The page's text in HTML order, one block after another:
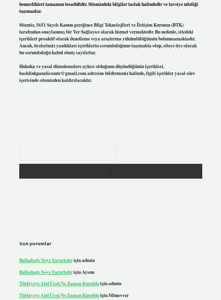
benzerlikleri tamamen tesadüfidir. Sitemizdeki bilgiler taslak halindedir ve tavsiye niteliği
taşımazlar.
Sitemiz, 5651 Sayılı Kanun gereğince Bilgi Teknolojileri ve İletişim Kurumu (BTK)
tarafından onaylanmış bir Yer Sağlayıcı olarak hizmet vermektedir. Bu nedenle, sitedeki
içerikleri proaktif olarak denetleme veya araştırma yükümlülüğümüz bulunmamaktadır.
Ancak, üyelerimiz yazdıkları içeriklerin sorumluluğunu taşımakta olup, siteye üye olarak
bu sorumluluğu kabul etmiş sayılırlar.
Hukuka ve yasal düzenlemelere aykırı olduğunu düşündüğünüz içerikleri,
backlinkpanelicomtr@gmail.comadresine bildirmeniz halinde, ilgili içerikler yasal süre
içerisinde sitemizden kaldırılacaktır.
Son yorumlar
Balkabağı Neye Yararlıdıriçinadmin
Balkabağı Neye Yararlıdıriçin Aysun
Türkiyeye Abd Üssü Ne Zaman Kurulduiçinadmin
Türkiyeye Abd Üssü Ne Zaman KurulduiçinMünevver